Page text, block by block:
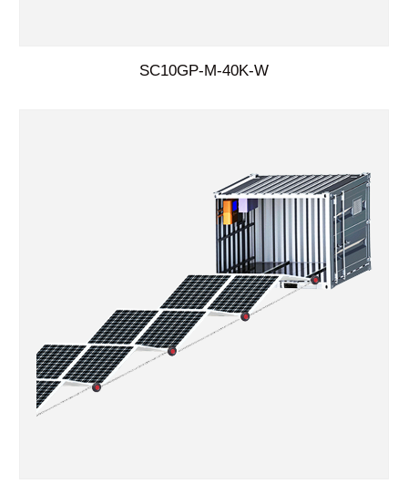
SC10GP-M-40K-W